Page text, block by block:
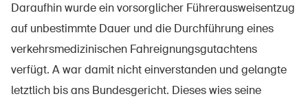
Delegate e delegati alla sicurezza e Comuni
Daraufhin wurde ein vorsorglicher Führerausweisentzug
auf unbestimmte Dauer und die Durchführung eines
verkehrsmedizinischen Fahreignungsgutachtens
verfügt. A war damit nicht einverstanden und gelangte
letztlich bis ans Bundesgericht. Dieses wies seine